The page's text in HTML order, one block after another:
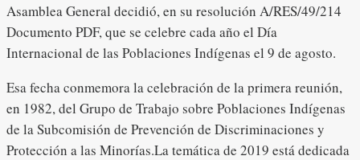
Asamblea General decidió, en su resolución A/RES/49/214
Documento PDF, que se celebre cada año el Día
Internacional de las Poblaciones Indígenas el 9 de agosto.
Esa fecha conmemora la celebración de la primera reunión,
en 1982, del Grupo de Trabajo sobre Poblaciones Indígenas
de la Subcomisión de Prevención de Discriminaciones y
Protección a las Minorías.La temática de 2019 está dedicada